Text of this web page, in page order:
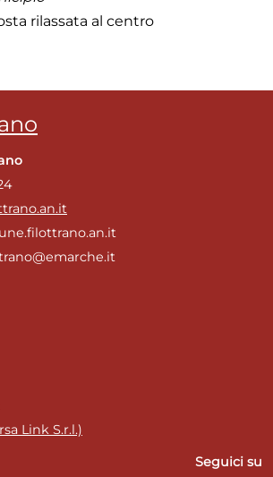
rilassata al centro
Link S.r.l.)
Seguici su